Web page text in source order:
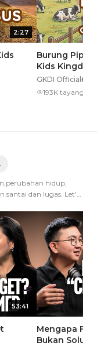
2:27
Burung Pipit
Kids
GKDI Official
193K tayangan
hidup,
santai dan lugas. Let's
53:41
Mengapa
Bukan Solusi?